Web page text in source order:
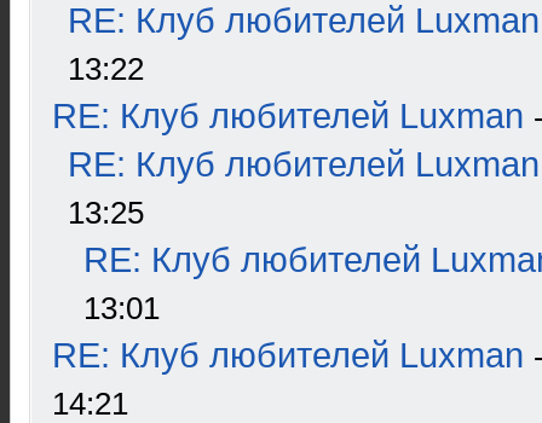
RE: Клуб любителей Luxman
13:22
RE: Клуб любителей Luxman
RE: Клуб любителей Luxman
13:25
RE: Клуб любителей
13:01
RE: Клуб любителей Luxman
14:21